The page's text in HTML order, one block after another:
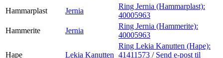
Hammarplast
Jernia
Ring Jernia (Hammarplast):
40005963
Hammerite
Jernia
Ring Jernia (Hammerite):
40005963
Hape Lekia Kanutten
Ring Lekia Kanutten (Hape):
41411573 / Send e-post til